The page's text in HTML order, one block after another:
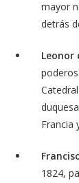
mayor
detrás
Leonor
Francia
1824,